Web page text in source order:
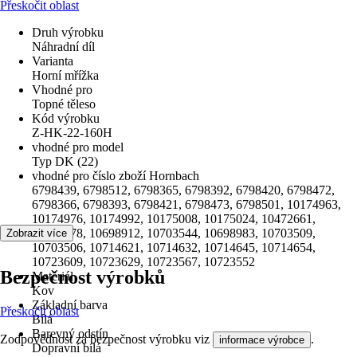
Přeskočit oblast
Druh výrobku
Náhradní díl
Varianta
Horní mřížka
Vhodné pro
Topné těleso
Kód výrobku
Z-HK-22-160H
vhodné pro model
Typ DK (22)
vhodné pro číslo zboží Hornbach
6798439, 6798512, 6798365, 6798392, 6798420, 6798472,
6798366, 6798393, 6798421, 6798473, 6798501, 10174963,
10174976, 10174992, 10175008, 10175024, 10472661,
10669478, 10698912, 10703544, 10698983, 10703509,
10703506, 10714621, 10714632, 10714645, 10714654,
10723609, 10723629, 10723567, 10723552
Materiál
Kov
Základní barva
Bílá
Barevný odstín
Dopravní bílá
Zobrazit více
Bezpečnost výrobků
Přeskočit oblast
Zodpovědnost za bezpečnost výrobku viz informace výrobce .